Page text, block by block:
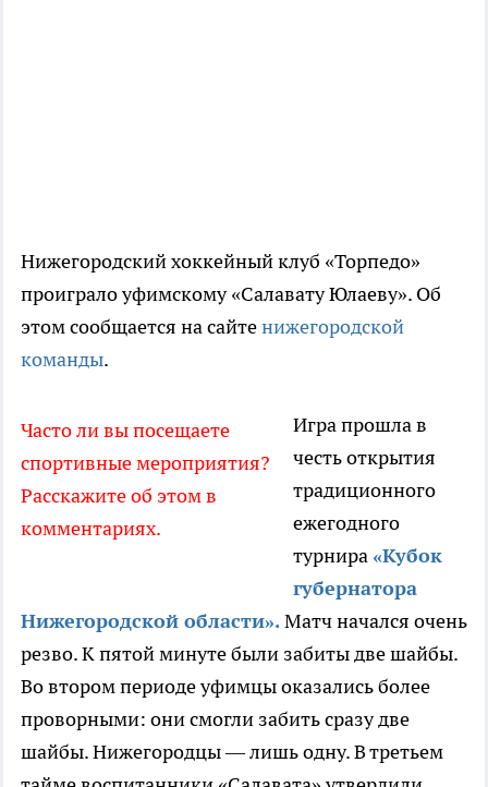
Нижегородский хоккейный клуб «Торпедо»
проиграло уфимскому «Салавату Юлаеву». Об
этом сообщается на сайтенижегородской
команды.
Часто ли вы посещаете
спортивные мероприятия?
Расскажите об этом в
комментариях.
Игра прошла в
честь открытия
традиционного
ежегодного
турнира «Кубок
губернатора
Нижегородской области».Матч начался очень
резво. К пятой минуте были забиты две шайбы.
Во втором периоде уфимцы оказались более
проворными: они смогли забить сразу две
шайбы. Нижегородцы — лишь одну. В третьем